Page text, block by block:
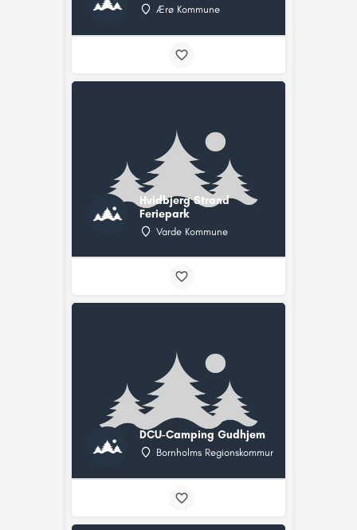
Ærø Kommune
Hvidbjerg Strand
Feriepark
Varde Kommune
DCU-Camping Gudhjem
Bornholms Regionskommune